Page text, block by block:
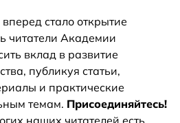
стало открытие
читатели Академии
вклад в развитие
публикуя статьи,
и практические
темам. Присоединяйтесь!